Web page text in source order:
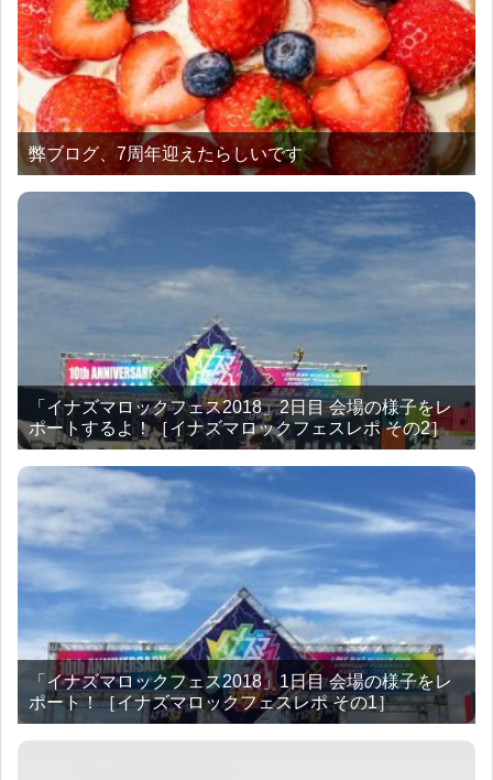
弊ブログ、7周年迎えたらしいです
「イナズマロックフェス2018」2日目 会場の様子をレ
ポートするよ！［イナズマロックフェスレポ その2］
「イナズマロックフェス2018」1日目 会場の様子をレ
ポート！［イナズマロックフェスレポ その1］